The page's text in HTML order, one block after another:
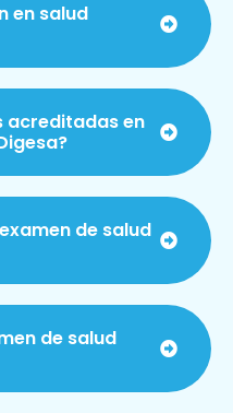
en salud
acreditadas en
de salud
de salud